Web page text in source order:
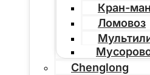
Кран-
Ломовоз
Chenglong